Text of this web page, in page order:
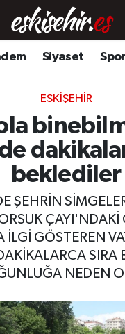
Siyaset Spor
ESKIŞEHIR
beklediler
ŞEHRİN
ÇAYI'NDAKİ
İLGİ GÖSTEREN
SIRA
NEDEN